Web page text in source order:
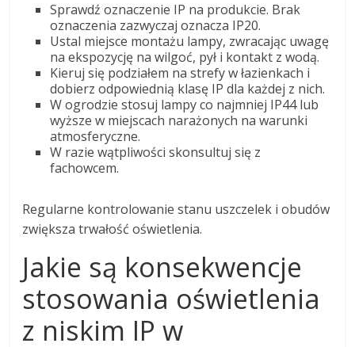
Sprawdź oznaczenie IP na produkcie. Brak
oznaczenia zazwyczaj oznacza IP20.
Ustal miejsce montażu lampy, zwracając uwagę
na ekspozycję na wilgoć, pył i kontakt z wodą.
Kieruj się podziałem na strefy w łazienkach i
dobierz odpowiednią klasę IP dla każdej z nich.
W ogrodzie stosuj lampy co najmniej IP44 lub
wyższe w miejscach narażonych na warunki
atmosferyczne.
W razie wątpliwości skonsultuj się z
fachowcem.
Regularne kontrolowanie stanu uszczelek i obudów
zwiększa trwałość oświetlenia.
Jakie są konsekwencje
stosowania oświetlenia
z niskim IP w